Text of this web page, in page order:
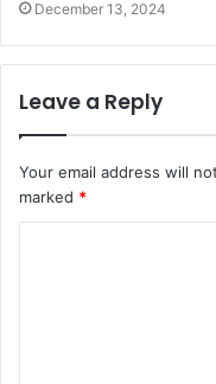
December 13, 2024
Leave a Reply
Your email address will
marked *